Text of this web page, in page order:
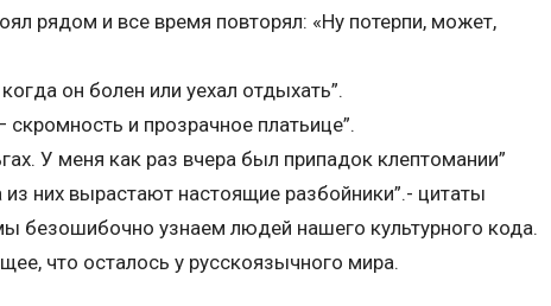
рядом и все время повторял: «Ну потерпи, может,
он болен или уехал отдыхать”.
и прозрачное платьице”.
У меня как раз вчера был припадок клептомании”
них вырастают настоящие разбойники”.- цитаты
безошибочно узнаем людей нашего культурного кода.
что осталось у русскоязычного мира.